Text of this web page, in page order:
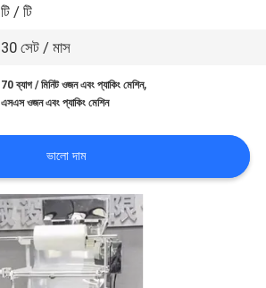
টি / টি
30 সেট / মাস
70 ব্যাগ / মিনিট ওজন এবং প্যাকিং মেশিন,
এসএস ওজন এবং প্যাকিং মেশিন
ভালো দাম